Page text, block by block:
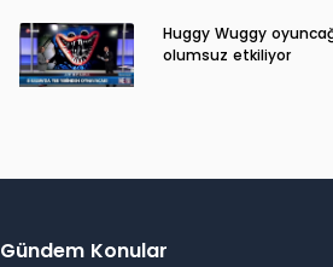
Huggy Wuggy
olumsuz etkiliyor
Gündem Konular